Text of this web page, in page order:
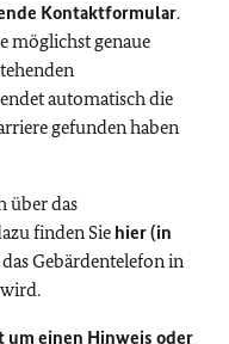
Kontaktformular.
möglichst genaue
automatisch die
gefunden haben
über das
finden Sie hier (in
das Gebärdentelefon in
um einen Hinweis oder